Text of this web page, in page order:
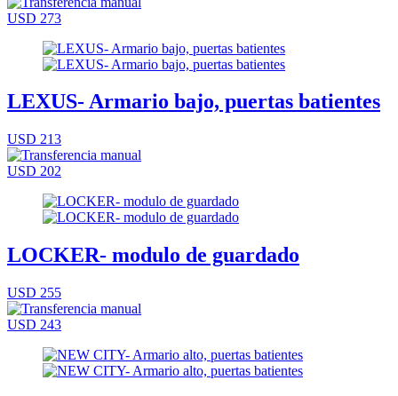
USD 273
LEXUS- Armario bajo, puertas batientes
USD 213
USD 202
LOCKER- modulo de guardado
USD 255
USD 243